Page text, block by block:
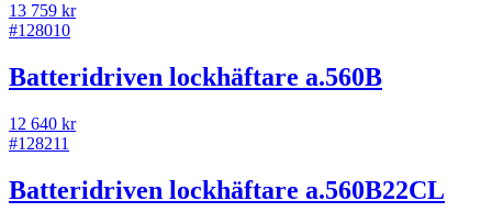
13 759 kr
#128010
Batteridriven lockhäftare a.560B
12 640 kr
#128211
Batteridriven lockhäftare a.560B22CL